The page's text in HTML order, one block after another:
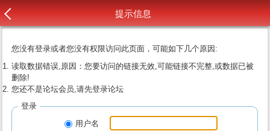
提示信息
您没有登录或者您没有权限访问此页面，可能如下几个原因:
读取数据错误,原因：您要访问的链接无效,可能链接不完整,或数据已被
删除!
您还不是论坛会员,请先登录论坛
登录
用户名